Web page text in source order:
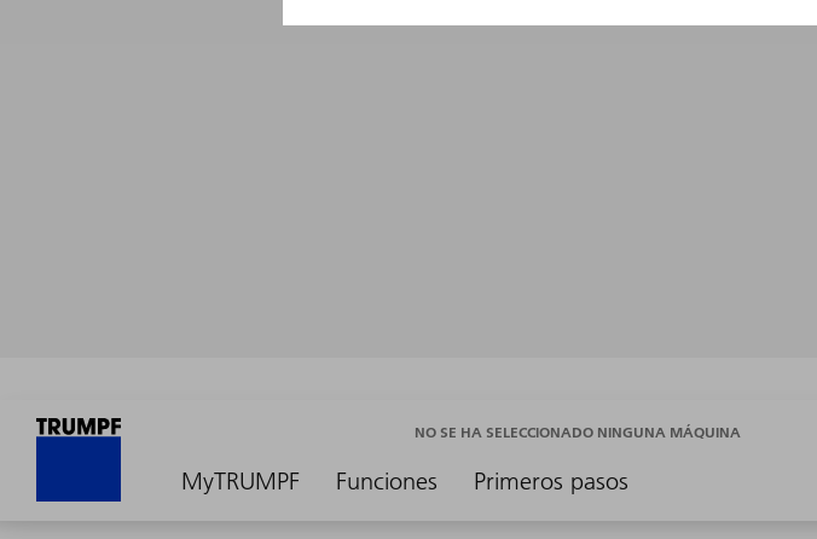
MyTRUMPF Funciones Primeros pasos
NO SE HA SELECCIONADO NINGUNA MÁQUINA